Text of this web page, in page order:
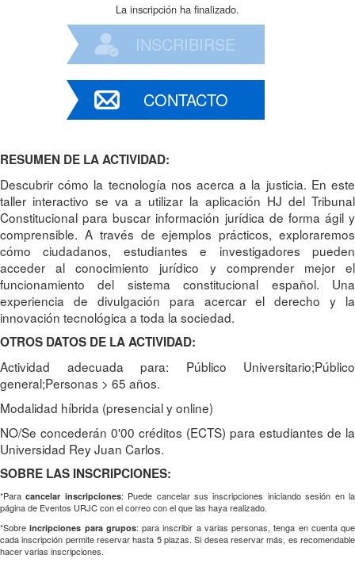
La inscripción ha finalizado.
INSCRIBIRSE
CONTACTO
RESUMEN DE LA ACTIVIDAD:
Descubrir cómo la tecnología nos acerca a la justicia. En este
taller interactivo se va a utilizar la aplicación HJ del Tribunal
Constitucional para buscar información jurídica de forma ágil y
comprensible. A través de ejemplos prácticos, exploraremos
cómo ciudadanos, estudiantes e investigadores pueden
acceder al conocimiento jurídico y comprender mejor el
funcionamiento del sistema constitucional español. Una
experiencia de divulgación para acercar el derecho y la
innovación tecnológica a toda la sociedad.
OTROS DATOS DE LA ACTIVIDAD:
Actividad adecuada para: Público Universitario;Público
general;Personas > 65 años.
Modalidad híbrida (presencial y online)
NO/Se concederán 0'00 créditos (ECTS) para estudiantes de la
Universidad Rey Juan Carlos.
SOBRE LAS INSCRIPCIONES:
*Para cancelar inscripciones: Puede cancelar sus inscripciones iniciando sesión en la
página de Eventos URJC con el correo con el que las haya realizado.
*Sobreincripciones para grupos: para inscribir a varias personas, tenga en cuenta que
cada inscripción permite reservar hasta 5 plazas. Si desea reservar más, es recomendable
hacer varias inscripciones.